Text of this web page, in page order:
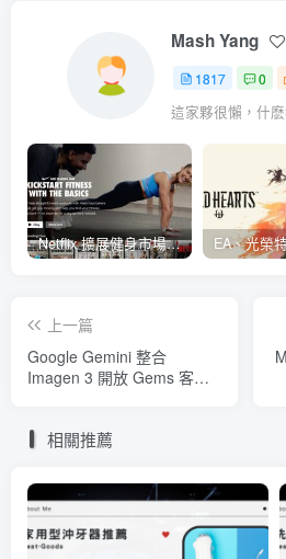
Mash Yang
1817 0
這家夥很懶，什
Netflix 擴展健身市場 與 Nike 合作推出《Nike Training Club》系列健身影片
上一篇
Google Gemini 整合
Imagen 3 開放 Gems 客製
相關推薦